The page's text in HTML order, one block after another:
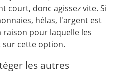
court, donc agissez vite. Si
hélas, l'argent est
pour laquelle les
cette option.
les autres